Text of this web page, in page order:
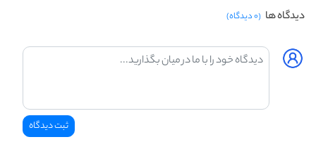
دیدگاه ها (۰ دیدگاه)